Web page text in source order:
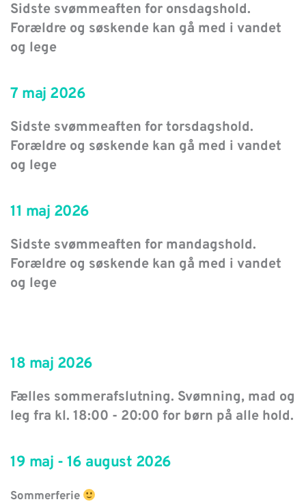
Sidste svømmeaften for onsdagshold.
Forældre og søskende kan gå med i vandet
og lege
7 maj 2026
Sidste svømmeaften for torsdagshold.
Forældre og søskende kan gå med i vandet
og lege
11 maj 2026
Sidste svømmeaften for mandagshold.
Forældre og søskende kan gå med i vandet
og lege
18 maj 2026
Fælles sommerafslutning. Svømning, mad og
leg fra kl. 18:00 - 20:00 for børn på alle hold.
19 maj - 16 august 2026
Sommerferie